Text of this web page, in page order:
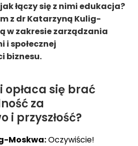
łączy się z nimi edukacja?
z dr Katarzyną Kulig-
w zakresie zarządzania
i społecznej
biznesu.
opłaca się brać
za
i przyszłość?
Moskwa:Oczywiście!